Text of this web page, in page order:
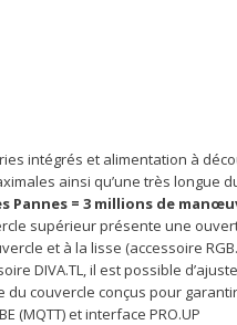
intégrés et alimentation à
ainsi qu’une très longue
Pannes = 3 millions de
supérieur présente une
et à la lisse (accessoire
DIVA.TL, il est possible
couvercle conçus pour
(MQTT) et interface PRO.UP